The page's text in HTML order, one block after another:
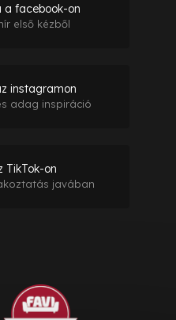
a facebook-on
első kézből
instagramon
adag inspiráció
TikTok-on
javában